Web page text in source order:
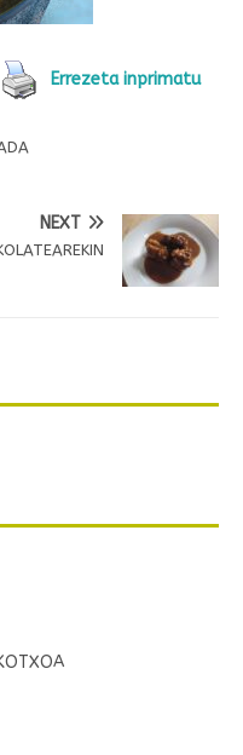
Errezeta inprimatu
NEXT